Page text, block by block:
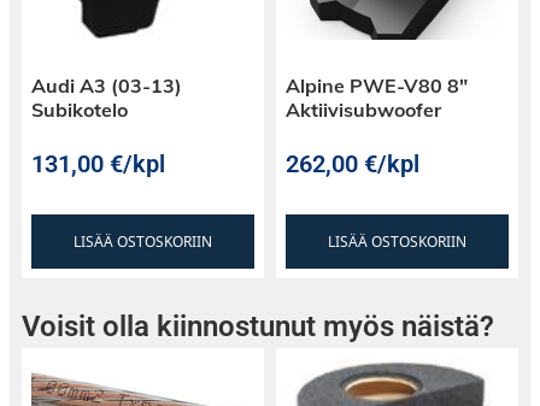
Audi A3 (03-13)
Subikotelo
131,00€/kpl
LISÄÄ OSTOSKORIIN
Alpine PWE-V80 8″
Aktiivisubwoofer
262,00€/kpl
LISÄÄ OSTOSKORIIN
Voisit olla kiinnostunut myös näistä?